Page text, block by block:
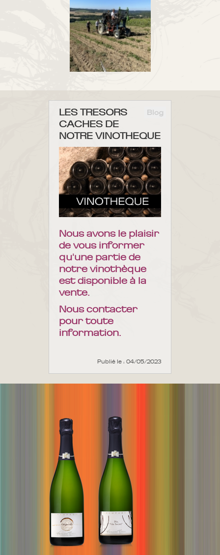
Blog
LES TRESORS
CACHES DE
NOTRE VINOTHEQUE
Nous avons le plaisir
de vous informer
qu'une partie de
notre vinothèque
est disponible à la
vente.
Nous contacter
pour toute
information.
Publié le : 04/05/2023